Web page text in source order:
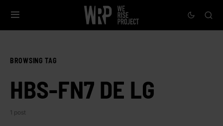
BROWSING TAG
HBS-FN7 DE LG
1 post